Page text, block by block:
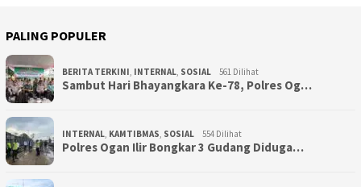
PALING POPULER
BERITA TERKINI, INTERNAL, SOSIAL 561 Dilihat
Sambut Hari Bhayangkara Ke-78, Polres Og…
INTERNAL, KAMTIBMAS, SOSIAL 554 Dilihat
Polres Ogan Ilir Bongkar 3 Gudang Diduga…